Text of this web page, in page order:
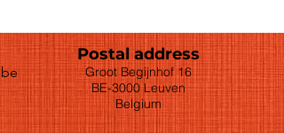
Postal address
Groot Begijnhof 16
BE-3000 Leuven
Belgium